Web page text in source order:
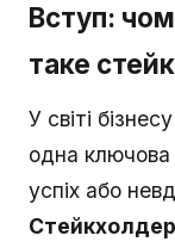
Вступ:
таке
У світі
одна ключова
успіх або